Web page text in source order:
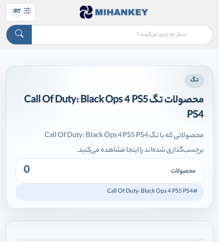
IRT
تگ
محصولات تگ Call Of Duty: Black Ops 4 PS5
PS4
محصولاتی که با تگ Call Of Duty: Black Ops 4 PS5 PS4
برچسب‌گذاری شده‌اند را اینجا مشاهده می‌کنید.
محصولات 0
#Call Of Duty: Black Ops 4 PS5 PS4